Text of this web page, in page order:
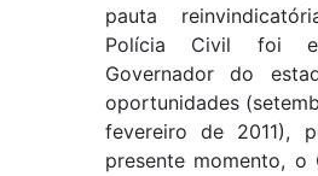
pauta
Polícia Civil foi
Governador do
oportunidades
fevereiro de 2011),
presente momento, o